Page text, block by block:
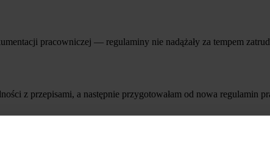
pracowniczej — regulaminy nie nadążały za tempem
z przepisami, a następnie przygotowałam od nowa regulamin
dzięki czemu mógł skupić się na rekrutacji zamiast gaszeniu